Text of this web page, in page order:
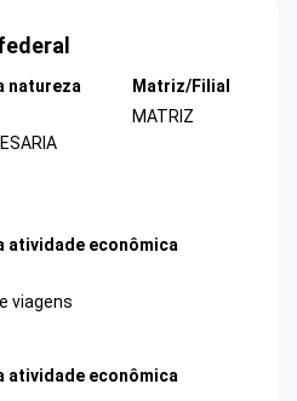
natureza
Matriz/Filial
MATRIZ
atividade econômica
viagens
atividade econômica